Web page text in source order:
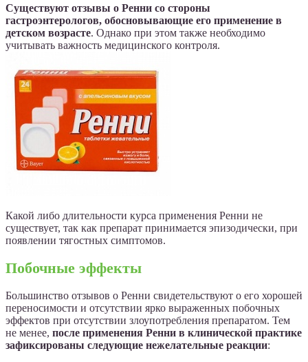
Существуют отзывы о Ренни со стороны
гастроэнтерологов, обосновывающие его применение в
детском возрасте. Однако при этом также необходимо
учитывать важность медицинского контроля.
Какой либо длительности курса применения Ренни не
существует, так как препарат принимается эпизодически, при
появлении тягостных симптомов.
Побочные эффекты
Большинство отзывов о Ренни свидетельствуют о его хорошей
переносимости и отсутствии ярко выраженных побочных
эффектов при отсутствии злоупотребления препаратом. Тем
не менее, после применения Ренни в клинической практике
зафиксированы следующие нежелательные реакции: